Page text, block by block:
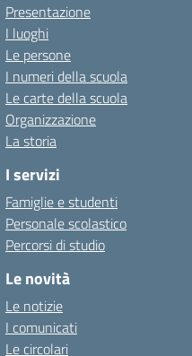
Presentazione
I luoghi
Le persone
I numeri della scuola
Le carte della scuola
Organizzazione
La storia
I servizi
Famiglie e studenti
Personale scolastico
Percorsi di studio
Le novità
Le notizie
I comunicati
Le circolari